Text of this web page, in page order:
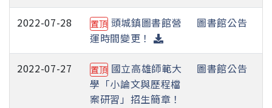
2022-07-28 置頂 頭城鎮圖書館營
運時間變更！
圖書館公告
2022-07-27 置頂 國立高雄師範大
學「小論文與歷程檔
案研習」招生簡章！
圖書館公告